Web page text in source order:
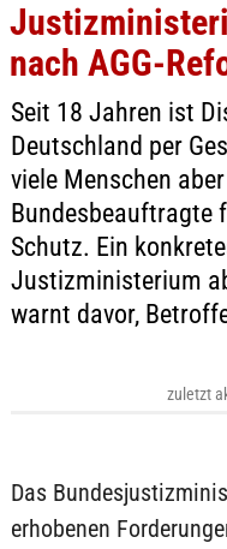
nach AGG-
Seit 18 Jahren ist
Deutschland per
viele Menschen
Bundesbeauftragte
Schutz. Ein
Justizministerium
warnt davor,
zuletzt
Das
erhobenen